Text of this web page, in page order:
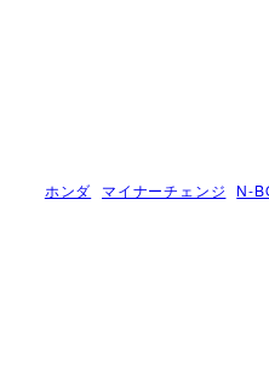
ホンダ マイナーチェンジ N-